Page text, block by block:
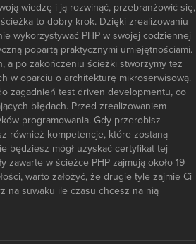
wiedzę i ją rozwinąć, przebranżowić się,
to dobry krok. Dzięki zrealizowaniu
wykorzystywać PHP w swojej codziennej
popartą praktycznymi umiejętnościami.
a po zakończeniu ścieżki stworzymy też
w oparciu o architekturę mikroserwisową.
zagadnień test driven developmentu, co
błędach. Przed zrealizowaniem
programowania. Gdy przerobisz
również kompetencje, które zostaną
będziesz mógł uzyskać certyfikat tej
w ścieżce PHP zajmują około 19
warto założyć, że drugie tyle zajmie Ci
na suwaku ile czasu chcesz na nią